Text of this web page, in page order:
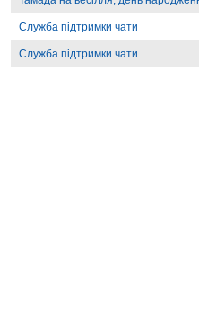
Служба підтримки чати
Служба підтримки чати